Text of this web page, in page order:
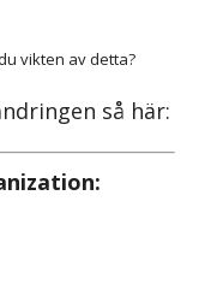
vikten av detta?
så här: